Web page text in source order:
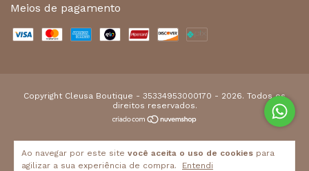
Ao navegar por este site você aceita o uso de cookies para
agilizar a sua experiência de compra.
Entendi
Meios de pagamento
Copyright Cleusa Boutique - 35334953000170 - 2026. Todos os
direitos reservados.